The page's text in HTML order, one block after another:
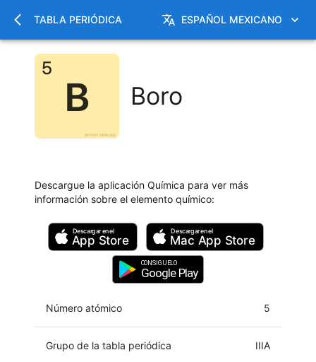
TABLA PERIÓDICA ESPAÑOL MEXICANO
Boro
Descargue la aplicación Química para ver más
información sobre el elemento químico:
Descargar en el
App Store
Descargar en el
Mac App Store
CONSIGUELO
Google Play
Número atómico 5
Grupo de la tabla periódica IIIA